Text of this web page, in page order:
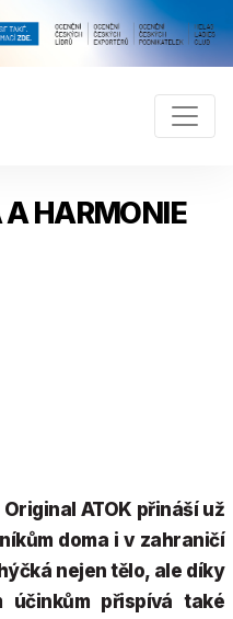
HARMONIE
ATOK přináší už
doma i v zahraničí
nejen tělo, ale díky
účinkům přispívá také